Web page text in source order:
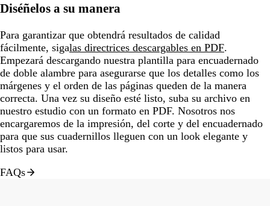
Diséñelos a su manera
Para garantizar que obtendrá resultados de calidad
fácilmente, sigalas directrices descargables en PDF.
Empezará descargando nuestra plantilla para encuadernado
de doble alambre para asegurarse que los detalles como los
márgenes y el orden de las páginas queden de la manera
correcta. Una vez su diseño esté listo, suba su archivo en
nuestro estudio con un formato en PDF. Nosotros nos
encargaremos de la impresión, del corte y del encuadernado
para que sus cuadernillos lleguen con un look elegante y
listos para usar.
FAQs